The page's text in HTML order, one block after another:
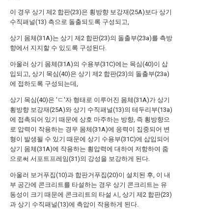
이 경우 상기 제2 합판(23)은 횡방향 보강재(25A)보다 상기
수직패널(13) 측으로 돌출되도록 구성되고,
상기 몸체(31A)는 상기 제2 합판(23)의 돌출부(23a)를 측방
향에서 지지할 수 있도록 구성된다.
아울러 상기 몸체(31A)의 수용부(31C)에는 목심(40)이 삽
입되고, 상기 목심(40)은 상기 제2 합판(23)의 돌출부(23a)
에 접하도록 구성되는데,
상기 목심(40)은 'ㄷ'자 형태로 이루어진 몸체(31A)가 상기
횡방향 보강재(25A)와 상기 수직패널(13)의 테두리부(13a)
에 접촉되어 있기 때문에 상호 마주하는 방향, 즉 횡방향으
로 압력이 작용하는 경우 몸체(31A)에 응력이 집중되어 변
형이 발생될 수 있기 때문에 상기 수용부(31C)에 삽입되어
상기 몸체(31A)에 작용하는 횡압력에 대하여 저항하여 줌
으로써 서포트프레임(31)의 강성을 보강하게 된다.
아울러 보거푸집(10)과 합판거푸집(20)이 설치된 후, 이 내
부 공간에 콘크리트를 타설하는 경우 상기 콘크리트는 유
동성이 크기 때문에 콘크리트의 타설 시, 상기 제2 합판(23)
과 상기 수직패널(13)에 측압이 작용하게 된다.